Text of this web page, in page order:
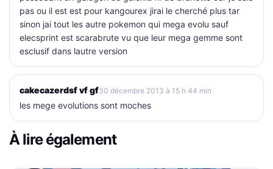
pas ou il est est pour kangourex jirai le cherché plus tar
sinon jai tout les autre pokemon qui mega evolu sauf
elecsprint est scarabrute vu que leur mega gemme sont
esclusif dans lautre version
cakecazerdsf vf gf30 décembre 2013 à 15 h 44 min
les mege evolutions sont moches
À lire également